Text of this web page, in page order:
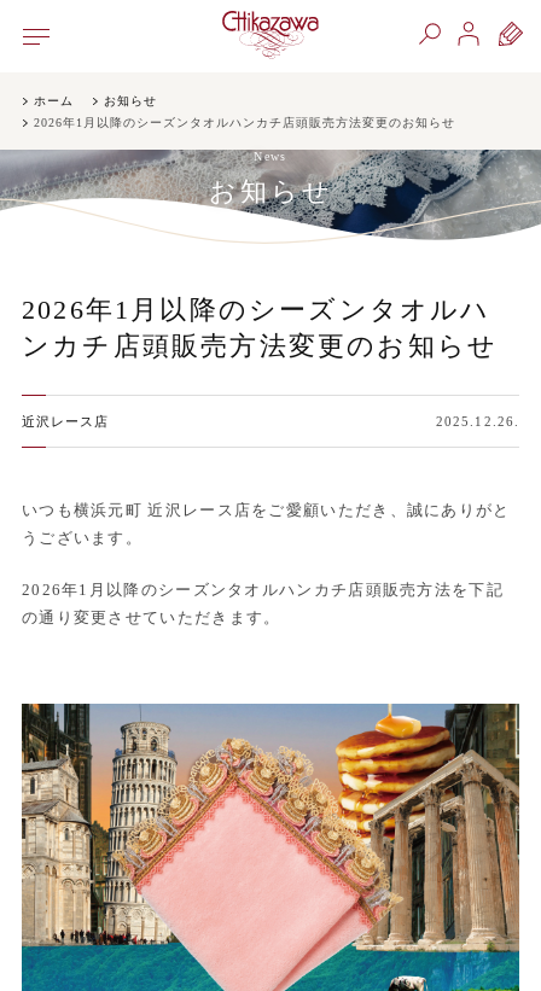
ホーム
お知らせ
2026年1月以降のシーズンタオルハンカチ店頭販売方法変更のお知らせ
News
お知らせ
2026年1月以降のシーズンタオルハ
ンカチ店頭販売方法変更のお知らせ
近沢レース店 2025.12.26.
いつも横浜元町 近沢レース店をご愛顧いただき、誠にありがと
うございます。
2026年1月以降のシーズンタオルハンカチ店頭販売方法を下記
の通り変更させていただきます。